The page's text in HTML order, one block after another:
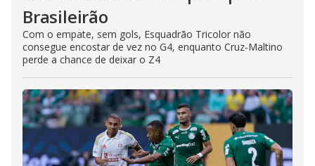
Brasileirão
Com o empate, sem gols, Esquadrão Tricolor não
consegue encostar de vez no G4, enquanto Cruz-Maltino
perde a chance de deixar o Z4